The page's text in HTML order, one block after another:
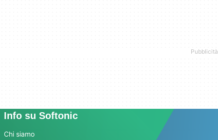
Info su Softonic
Chi siamo